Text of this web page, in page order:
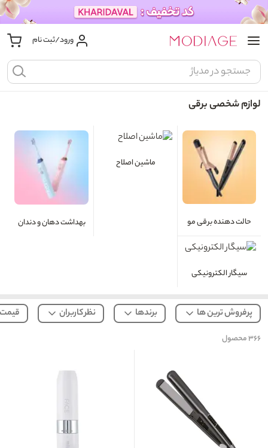
ورود/ثبت نام
لوازم شخصی برقی
حالت دهنده برقی مو
ماشین اصلاح
بهداشت دهان و دندان
سیگار الکترونیکی
پرفروش ترین ها برندها نظر کاربران
۳۶۶محصول